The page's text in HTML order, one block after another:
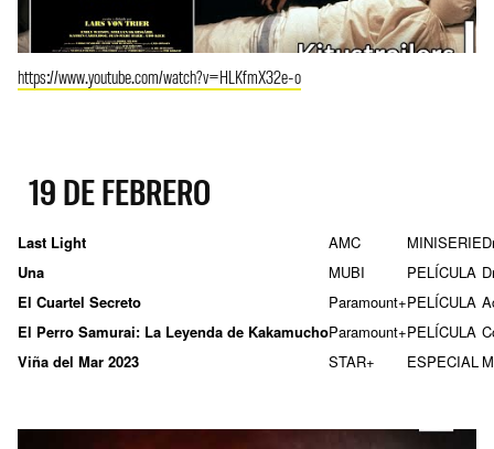
https://www.youtube.com/watch?v=HLKfmX32e-o
19 DE FEBRERO
Last Light AMC MINISERIE
Una
MUBI PELÍCULA
El Cuartel Secreto
Paramount+PELÍCULA
El Perro Samurai: La Leyenda de KakamuchoParamount+PELÍCULA
Viña del Mar 2023
STAR+ ESPECIAL